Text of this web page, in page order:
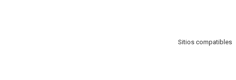
Sitios compatibles